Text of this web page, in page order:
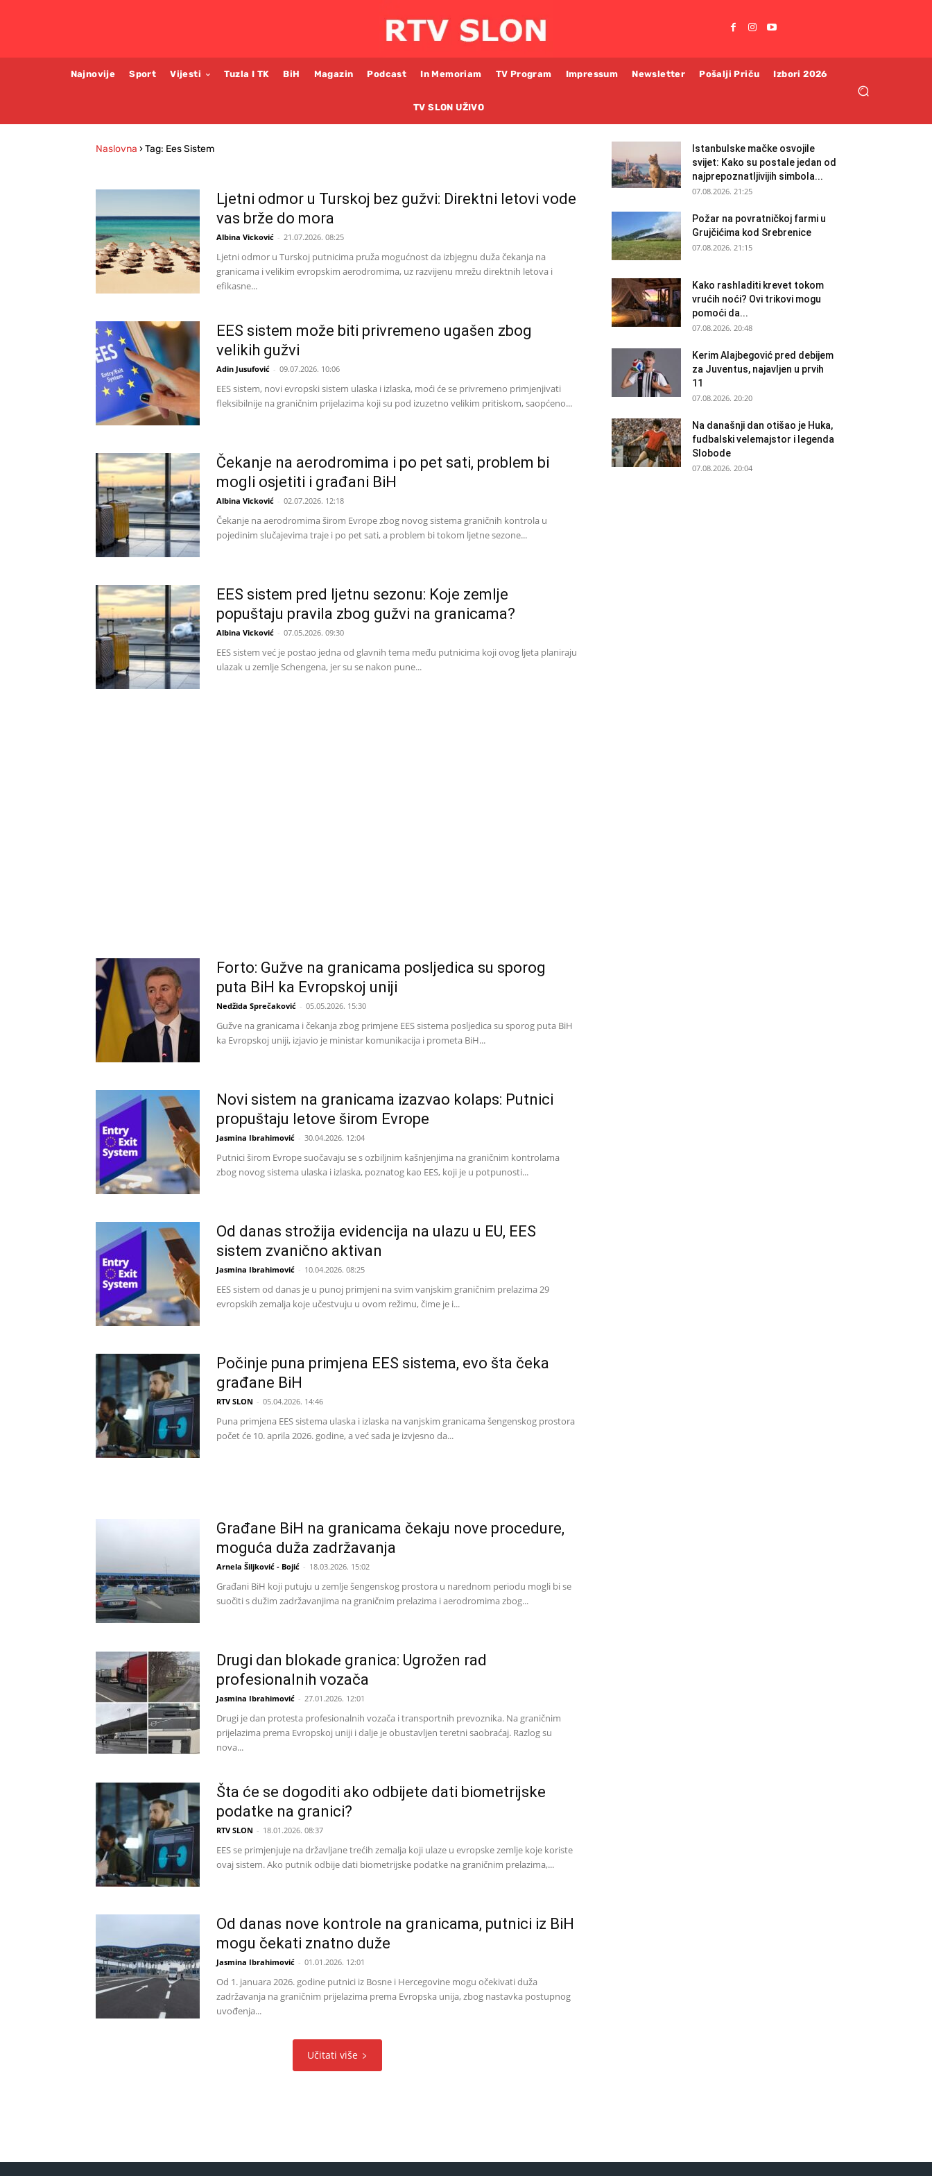
Najnovije Sport Vijesti Tuzla I TK BiH Magazin Podcast In Memoriam TV Program Impressum Newsletter Pošalji Priču Izbori 2026
TV SLON UŽIVO
Naslovna ›Tag: Ees Sistem
Ljetni odmor u Turskoj bez gužvi: Direktni letovi vode
vas brže do mora
Albina Vicković - 21.07.2026. 08:25
Ljetni odmor u Turskoj putnicima pruža mogućnost da izbjegnu duža čekanja na
granicama i velikim evropskim aerodromima, uz razvijenu mrežu direktnih letova i
efikasne...
EES sistem može biti privremeno ugašen zbog
velikih gužvi
Adin Jusufović - 09.07.2026. 10:06
EES sistem, novi evropski sistem ulaska i izlaska, moći će se privremeno primjenjivati
fleksibilnije na graničnim prijelazima koji su pod izuzetno velikim pritiskom, saopćeno...
Čekanje na aerodromima i po pet sati, problem bi
mogli osjetiti i građani BiH
Albina Vicković - 02.07.2026. 12:18
Čekanje na aerodromima širom Evrope zbog novog sistema graničnih kontrola u
pojedinim slučajevima traje i po pet sati, a problem bi tokom ljetne sezone...
EES sistem pred ljetnu sezonu: Koje zemlje
popuštaju pravila zbog gužvi na granicama?
Albina Vicković - 07.05.2026. 09:30
EES sistem već je postao jedna od glavnih tema među putnicima koji ovog ljeta planiraju
ulazak u zemlje Schengena, jer su se nakon pune...
Forto: Gužve na granicama posljedica su sporog
puta BiH ka Evropskoj uniji
Nedžida Sprečaković - 05.05.2026. 15:30
Gužve na granicama i čekanja zbog primjene EES sistema posljedica su sporog puta BiH
ka Evropskoj uniji, izjavio je ministar komunikacija i prometa BiH...
Novi sistem na granicama izazvao kolaps: Putnici
propuštaju letove širom Evrope
Jasmina Ibrahimović - 30.04.2026. 12:04
Putnici širom Evrope suočavaju se s ozbiljnim kašnjenjima na graničnim kontrolama
zbog novog sistema ulaska i izlaska, poznatog kao EES, koji je u potpunosti...
Od danas strožija evidencija na ulazu u EU, EES
sistem zvanično aktivan
Jasmina Ibrahimović - 10.04.2026. 08:25
EES sistem od danas je u punoj primjeni na svim vanjskim graničnim prelazima 29
evropskih zemalja koje učestvuju u ovom režimu, čime je i...
Počinje puna primjena EES sistema, evo šta čeka
građane BiH
RTV SLON - 05.04.2026. 14:46
Puna primjena EES sistema ulaska i izlaska na vanjskim granicama šengenskog prostora
počet će 10. aprila 2026. godine, a već sada je izvjesno da...
Građane BiH na granicama čekaju nove procedure,
moguća duža zadržavanja
Arnela Šiljković - Bojić - 18.03.2026. 15:02
Građani BiH koji putuju u zemlje šengenskog prostora u narednom periodu mogli bi se
suočiti s dužim zadržavanjima na graničnim prelazima i aerodromima zbog...
Drugi dan blokade granica: Ugrožen rad
profesionalnih vozača
Jasmina Ibrahimović - 27.01.2026. 12:01
Drugi je dan protesta profesionalnih vozača i transportnih prevoznika. Na graničnim
prijelazima prema Evropskoj uniji i dalje je obustavljen teretni saobraćaj. Razlog su
nova...
Šta će se dogoditi ako odbijete dati biometrijske
podatke na granici?
RTV SLON - 18.01.2026. 08:37
EES se primjenjuje na državljane trećih zemalja koji ulaze u evropske zemlje koje koriste
ovaj sistem. Ako putnik odbije dati biometrijske podatke na graničnim prelazima,...
Od danas nove kontrole na granicama, putnici iz BiH
mogu čekati znatno duže
Jasmina Ibrahimović - 01.01.2026. 12:01
Od 1. januara 2026. godine putnici iz Bosne i Hercegovine mogu očekivati duža
zadržavanja na graničnim prijelazima prema Evropska unija, zbog nastavka postupnog
uvođenja...
Učitati više
Istanbulske mačke osvojile
svijet: Kako su postale jedan od
najprepoznatljivijih simbola...
07.08.2026. 21:25
Požar na povratničkoj farmi u
Grujčićima kod Srebrenice
07.08.2026. 21:15
Kako rashladiti krevet tokom
vrućih noći? Ovi trikovi mogu
pomoći da...
07.08.2026. 20:48
Kerim Alajbegović pred debijem
za Juventus, najavljen u prvih
11
07.08.2026. 20:20
Na današnji dan otišao je Huka,
fudbalski velemajstor i legenda
Slobode
07.08.2026. 20:04